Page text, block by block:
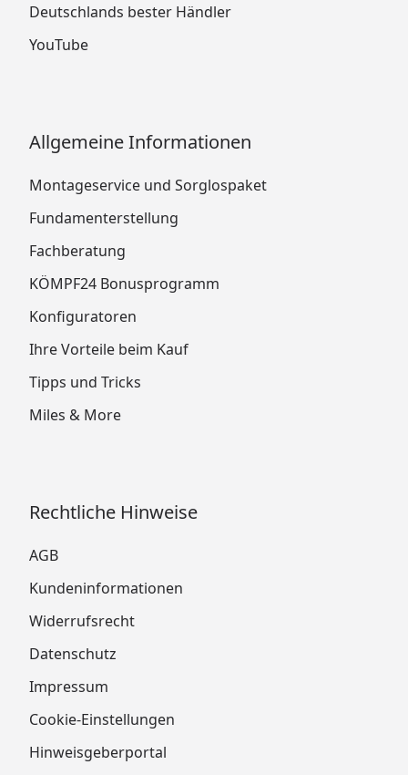
Deutschlands bester Händler
YouTube
Allgemeine Informationen
Montageservice und Sorglospaket
Fundamenterstellung
Fachberatung
KÖMPF24 Bonusprogramm
Konfiguratoren
Ihre Vorteile beim Kauf
Tipps und Tricks
Miles & More
Rechtliche Hinweise
AGB
Kundeninformationen
Widerrufsrecht
Datenschutz
Impressum
Cookie-Einstellungen
Hinweisgeberportal